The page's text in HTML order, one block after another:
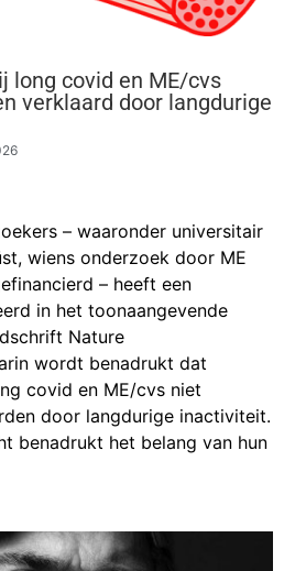
long covid en ME/cvs
verklaard door langdurige
– waaronder universitair
wiens onderzoek door ME
– heeft een
in het toonaangevende
Nature
wordt benadrukt dat
covid en ME/cvs niet
door langdurige inactiviteit.
benadrukt het belang van hun